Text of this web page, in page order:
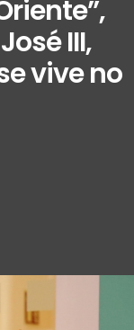
III,
vive no